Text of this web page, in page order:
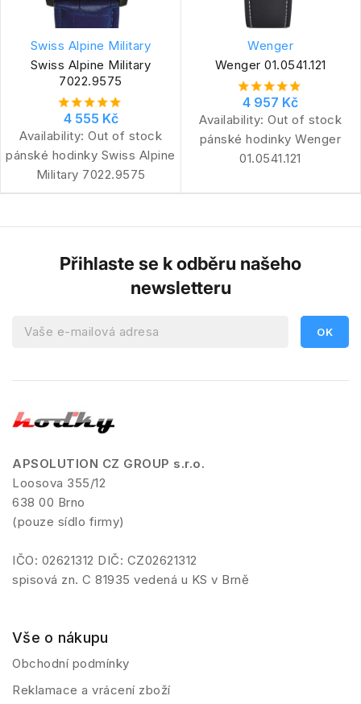
Swiss Alpine Military
Swiss Alpine Military
7022.9575
4 555 Kč
Availability: Out of stock
pánské hodinky Swiss Alpine
Military 7022.9575
Wenger
Wenger 01.0541.121
4 957 Kč
Availability: Out of stock
pánské hodinky Wenger
01.0541.121
Přihlaste se k odběru našeho
newsletteru
APSOLUTION CZ GROUP s.r.o.
Loosova 355/12
638 00 Brno
(pouze sídlo firmy)
IČO: 02621312 DIČ: CZ02621312
spisová zn. C 81935 vedená u KS v Brně
Vše o nákupu
Obchodní podmínky
Reklamace a vrácení zboží